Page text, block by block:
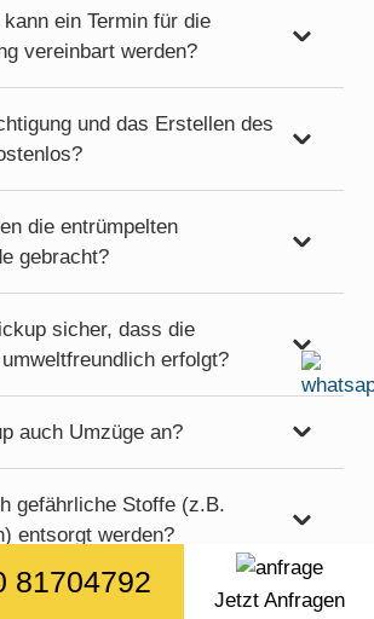
ein Termin für die
vereinbart werden?
und das Erstellen des
die entrümpelten
gebracht?
sicher, dass die
erfolgt?
auch Umzüge an?
gefährliche Stoffe (z.B.
entsorgt werden?
81704792
Jetzt Anfragen